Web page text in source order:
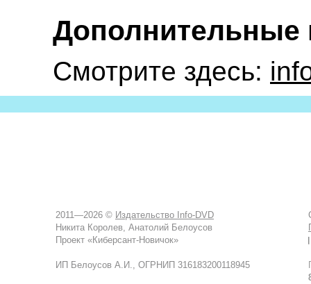
Дополнительные
Смотрите здесь:
2011—2026 © Издательство Info-DVD
Никита Королев, Анатолий Белоусов
Проект «Киберсант-Новичок»
ИП Белоусов А.И., ОГРНИП 316183200118945